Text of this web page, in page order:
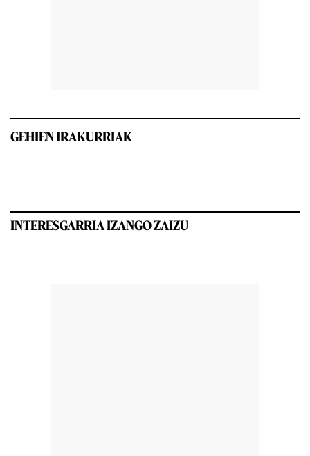
GEHIEN IRAKURRIAK
INTERESGARRIA IZANGO ZAIZU